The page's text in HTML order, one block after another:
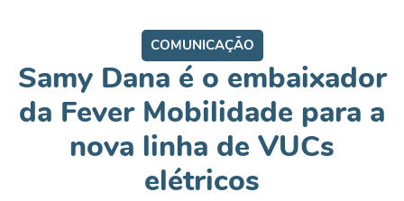
COMUNICAÇÃO
Samy Dana é o embaixador
da Fever Mobilidade para a
nova linha de VUCs
elétricos